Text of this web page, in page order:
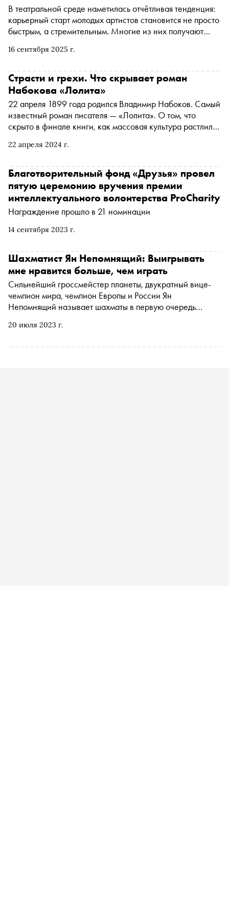
16 сентября 2025 г.
В театральной среде наметилась отчётливая тенденция:
карьерный старт молодых артистов становится не просто
быстрым, а стремительным. Многие из них получают
выпуска, минуя многолетний путь в массовке. На их
российского театра. Рассказываем о семи восходящих
звёздах, за которыми стоит следить прямо сейчас
22 апреля 2024 г.
Страсти и грехи. Что скрывает роман
Набокова «Лолита»
22 апреля 1899 года родился Владимир Набоков. Самый
известный роман писателя — «Лолита». О том, что
скрыто в финале книги, как массовая культура растлила
Достоевского, — в материале «Сноба»
14 сентября 2023 г.
Благотворительный фонд «Друзья» провел
пятую церемонию вручения премии
интеллектуального волонтерства ProCharity
Награждение прошло в 21 номинации
20 июля 2023 г.
Шахматист Ян Непомнящий: Выигрывать
мне нравится больше, чем играть
Сильнейший гроссмейстер планеты, двукратный вице-
чемпион мира, чемпион Европы и России Ян
Непомнящий называет шахматы в первую очередь
«Снобу» о своем профессиональном пути и его